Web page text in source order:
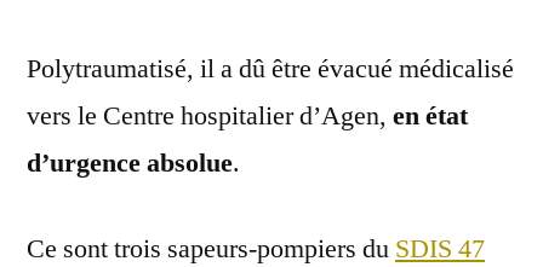
Polytraumatisé, il a dû être évacué médicalisé
vers le Centre hospitalier d’Agen, en état
d’urgence absolue.
Ce sont trois sapeurs-pompiers du SDIS 47